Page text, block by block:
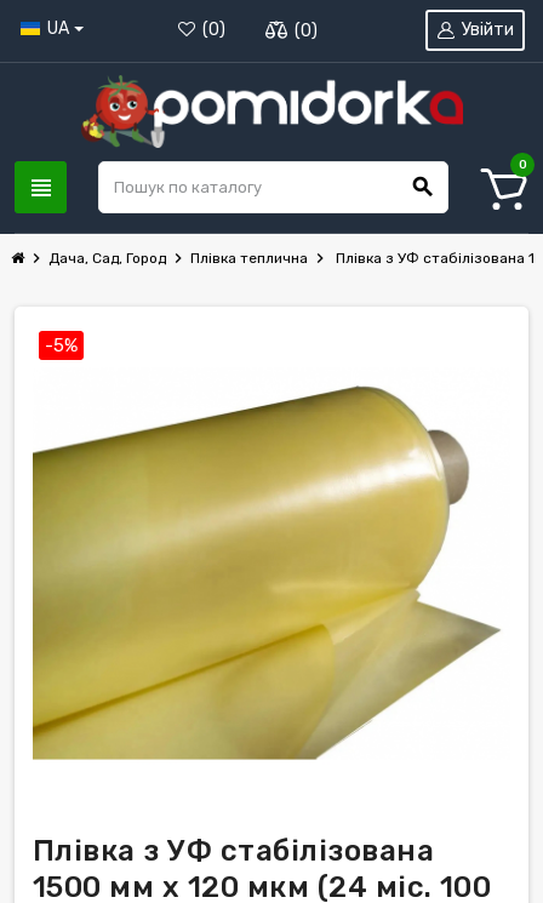
UA (0) (0)
view_headline search
Увійти
0
chevron_right Дача, Сад, Город chevron_right Плівка теплична chevron_right Плівка з УФ стабілізована
-5%
Плівка з УФ стабілізована
1500 мм х 120 мкм (24 міс. 100